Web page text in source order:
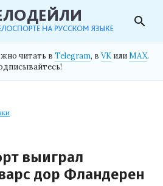
search
читать в Telegram, в VK илиMAX.
выиграл
дор Фландерен